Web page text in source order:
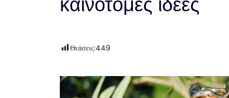
καινοτόμες ιδέες
Θεάσεις:449